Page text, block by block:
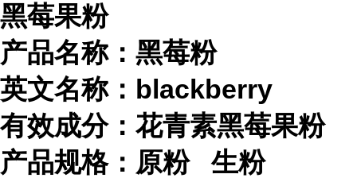
黑莓果粉
产品名称：黑莓粉
英文名称：blackberry
有效成分：花青素黑莓果粉
产品规格：原粉 生粉